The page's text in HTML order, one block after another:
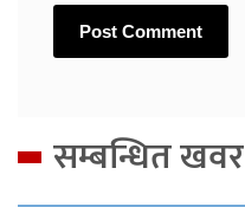
सम्बन्धित खवर